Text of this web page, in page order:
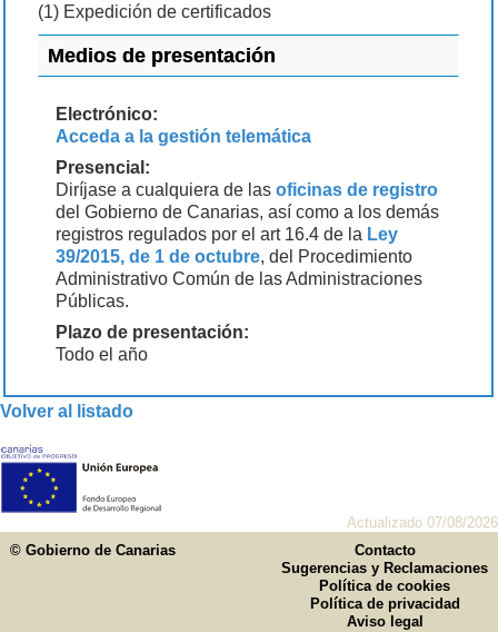
(1) Expedición de certificados
Medios de presentación
Electrónico:
Acceda a la gestión telemática
Presencial:
Diríjase a cualquiera de lasoficinas de registro
del Gobierno de Canarias, así como a los demás
registros regulados por el art 16.4 de la Ley
39/2015, de 1 de octubre, del Procedimiento
Administrativo Común de las Administraciones
Públicas.
Plazo de presentación:
Todo el año
Volver al listado
Actualizado 07/08/2026
© Gobierno de Canarias
Contacto
Sugerencias y Reclamaciones
Política de cookies
Política de privacidad
Aviso legal